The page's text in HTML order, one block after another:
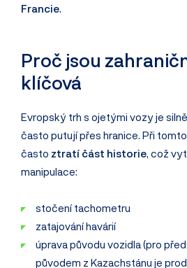
Francie.
Proč jsou
klíčová
Evropský trh s ojetými vozy je
často putují přes hranice. Při tomto
často ztratí část historie, což
manipulace:
stočení tachometru
zatajování havárií
úprava původu vozidla (pro
původem z Kazachstánu je